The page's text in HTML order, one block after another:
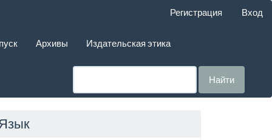
Регистрация Вход
Архивы Издательская этика
Найти